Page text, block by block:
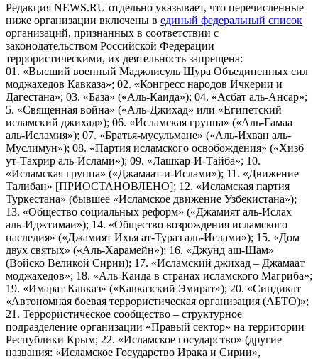
Редакция NEWS.RU отдельно указывает, что перечисленные
ниже организации включены в единый федеральный список
организаций, признанных в соответствии с
законодательством Российской Федерации
террористическими, их деятельность запрещена:
01. «Высший военный Маджлисуль Шура Объединенных сил
моджахедов Кавказа»; 02. «Конгресс народов Ичкерии и
Дагестана»; 03. «База» («Аль-Каида»); 04. «Асбат аль-Ансар»;
5. «Священная война» («Аль-Джихад» или «Египетский
исламский джихад»); 06. «Исламская группа» («Аль-Гамаа
аль-Исламия»); 07. «Братья-мусульмане» («Аль-Ихван аль-
Муслимун»); 08. «Партия исламского освобождения» («Хизб
ут-Тахрир аль-Ислами»); 09. «Лашкар-И-Тайба»; 10.
«Исламская группа» («Джамаат-и-Ислами»); 11. «Движение
Талибан» [ПРИОСТАНОВЛЕНО]; 12. «Исламская партия
Туркестана» (бывшее «Исламское движение Узбекистана»);
13. «Общество социальных реформ» («Джамият аль-Ислах
аль-Иджтимаи»); 14. «Общество возрождения исламского
наследия» («Джамият Ихья ат-Тураз аль-Ислами»); 15. «Дом
двух святых» («Аль-Харамейн»); 16. «Джунд аш-Шам»
(Войско Великой Сирии); 17. «Исламский джихад – Джамаат
моджахедов»; 18. «Аль-Каида в странах исламского Магриба»;
19. «Имарат Кавказ» («Кавказский Эмират»); 20. «Синдикат
«Автономная боевая террористическая организация (АБТО)»;
21. Террористическое сообщество – структурное
подразделение организации «Правый сектор» на территории
Республики Крым; 22. «Исламское государство» (другие
названия: «Исламское Государство Ирака и Сирии»,